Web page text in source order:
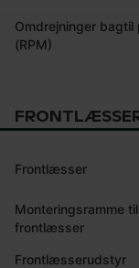
Omdrejninger bagtil
(RPM)
Frontlæsser
Monteringsramme til
frontlæsser
Frontlæsserudstyr